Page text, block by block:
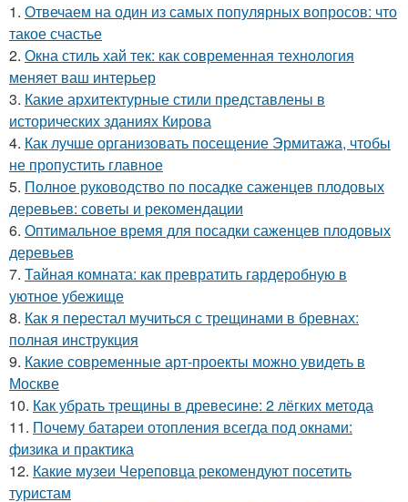
1. Отвечаем на один из самых популярных вопросов: что
такое счастье
2. Окна стиль хай тек: как современная технология
меняет ваш интерьер
3. Какие архитектурные стили представлены в
исторических зданиях Кирова
4. Как лучше организовать посещение Эрмитажа, чтобы
не пропустить главное
5. Полное руководство по посадке саженцев плодовых
деревьев: советы и рекомендации
6. Оптимальное время для посадки саженцев плодовых
деревьев
7. Тайная комната: как превратить гардеробную в
уютное убежище
8. Как я перестал мучиться с трещинами в бревнах:
полная инструкция
9. Какие современные арт-проекты можно увидеть в
Москве
10. Как убрать трещины в древесине: 2 лёгких метода
11. Почему батареи отопления всегда под окнами:
физика и практика
12. Какие музеи Череповца рекомендуют посетить
туристам